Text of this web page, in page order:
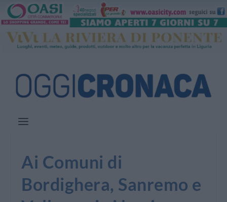
Ai Comuni di
Bordighera, Sanremo e